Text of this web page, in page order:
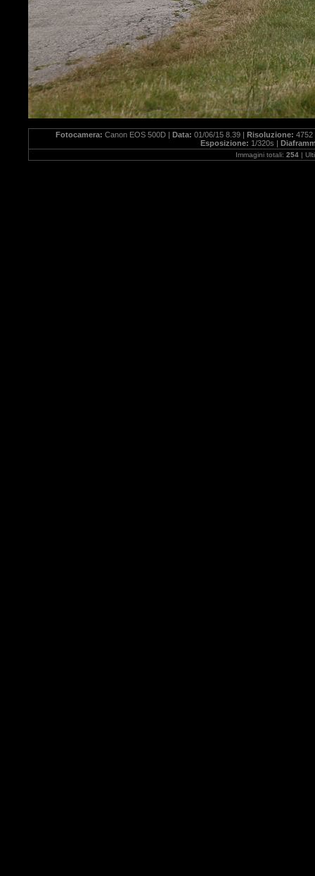
Fotocamera: Canon EOS 500D | Data: 01/06/15 8.39 | Risoluzione:
Esposizione: 1/320s |
Immagini totali: 254 |